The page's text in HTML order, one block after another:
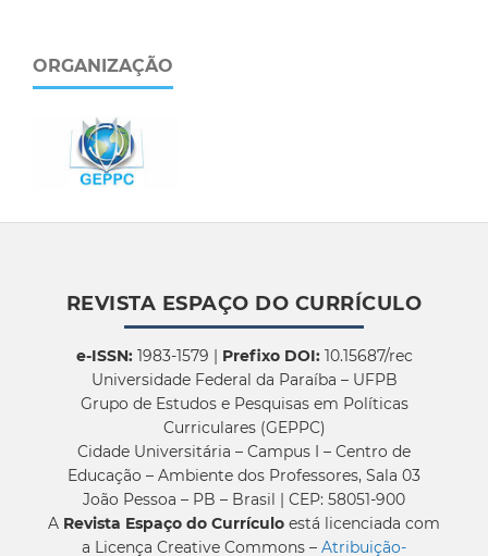
ORGANIZAÇÃO
REVISTA ESPAÇO DO CURRÍCULO
e-ISSN:1983-1579 | Prefixo DOI:10.15687/rec
Universidade Federal da Paraíba – UFPB
Grupo de Estudos e Pesquisas em Políticas
Curriculares (GEPPC)
Cidade Universitária – Campus I – Centro de
Educação – Ambiente dos Professores, Sala 03
João Pessoa – PB – Brasil | CEP: 58051-900
A Revista Espaço do Currículo está licenciada com
a Licença Creative Commons – Atribuição-